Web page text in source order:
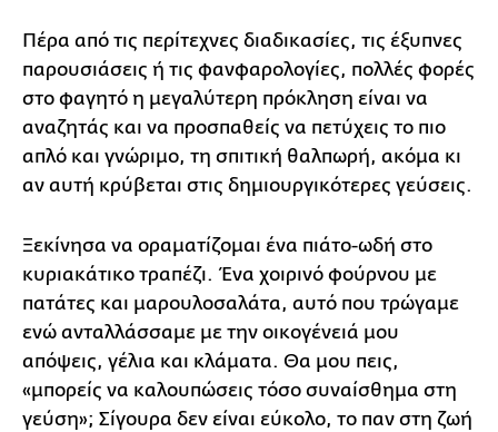
Πέρα από τις περίτεχνες διαδικασίες, τις έξυπνες
παρουσιάσεις ή τις φανφαρολογίες, πολλές φορές
στο φαγητό η μεγαλύτερη πρόκληση είναι να
αναζητάς και να προσπαθείς να πετύχεις το πιο
απλό και γνώριμο, τη σπιτική θαλπωρή, ακόμα κι
αν αυτή κρύβεται στις δημιουργικότερες γεύσεις.
Ξεκίνησα να οραματίζομαι ένα πιάτο-ωδή στο
κυριακάτικο τραπέζι. Ένα χοιρινό φούρνου με
πατάτες και μαρουλοσαλάτα, αυτό που τρώγαμε
ενώ ανταλλάσσαμε με την οικογένειά μου
απόψεις, γέλια και κλάματα. Θα μου πεις,
«μπορείς να καλουπώσεις τόσο συναίσθημα στη
γεύση»; Σίγουρα δεν είναι εύκολο, το παν στη ζωή